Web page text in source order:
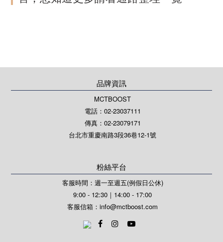
品牌資訊
MCTBOOST
電話：02-23037111
傳真：02-23079171
台北市重慶南路3段36巷12-1號
粉絲平台
客服時間：週一至週五(例假日公休)
9:00 - 12:30｜14:00 - 17:00
客服信箱： info@mctboost.com